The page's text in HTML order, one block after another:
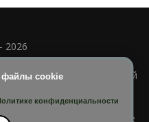
cookie
конфиденциальности
2026
материала
активной и индексируемой
Blossom . На платформе